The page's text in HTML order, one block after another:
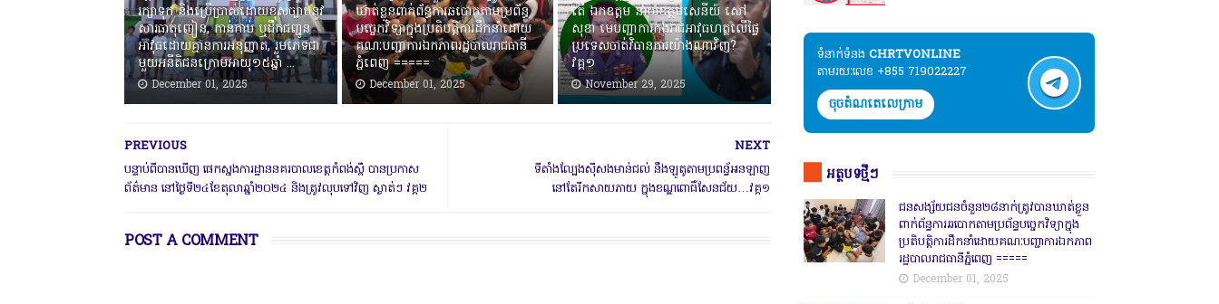
រក្សាទុក និងប្រើប្រាស់ដោយខុសច្បាប់នូវ
សារធាតុញៀន, កាន់កាប់ ឬដឹកជញ្ជូន
អាវុធដោយគ្មានការអនុញ្ញាត, រួមភេទជា
មួយអនីតិជនក្រោមអាយុ១៥ឆ្នាំ ...
December 01, 2025
ឃាត់ខ្លួនពាក់ព័ន្ធការឆបោកតាមប្រព័ន្ធ
បច្ចេកវិទ្យាក្នុងប្រតិបត្តិការដឹកនាំដោយ
គណៈបញ្ជាការឯកភាពរដ្ឋបាលរាជធានី
ភ្នំពេញ ‎=====
December 01, 2025
តើ ឯកឧត្តម នាយឧត្តមសេនីយ៍ សៅ
សុខា មេបញ្ជាការកងរាជអាវុធហត្ថលើផ្ទៃ
ប្រទេសចាត់វិធានការយ៉ាងណាវិញ?
វគ្គ១
November 29, 2025
NEXT
ទីតាំងល្បែងស៊ីសងមាន់ជល់ នឹងឡូតូតាមប្រពន្ធ័អនឡាញ
នៅតែរីកសាយភាយ ក្នុងខណ្ឌពោធិ៍សែនជ័យ…វគ្គ១
PREVIOUS
បន្ទាប់ពីបានឃើញ ផេកស្នងការដ្ឋាននគរបាលខេត្តកំពង់ស្ពឺ បានប្រកាស
ព័ត៌មាន នៅថ្ងៃទី២៤ខែតុលាឆ្នាំ២០២៤ និងត្រូវលុបទៅវិញ ស្ងាត់ៗ វគ្គ២
POST A COMMENT
ទំនាក់ទំនង​​ CHRTVONLINE
តាមរយៈលេខ +855 719022227
ចុចតំណតេលេក្រាម
អត្ថបទថ្មីៗ
ជនសង្ស័យជនចំនួន២៨នាក់ត្រូវបានឃាត់ខ្លួន
ពាក់ព័ន្ធការឆបោកតាមប្រព័ន្ធបច្ចេកវិទ្យាក្នុង
ប្រតិបត្តិការដឹកនាំដោយគណៈបញ្ជាការឯកភាព
រដ្ឋបាលរាជធានីភ្នំពេញ ‎=====
December 01, 2025